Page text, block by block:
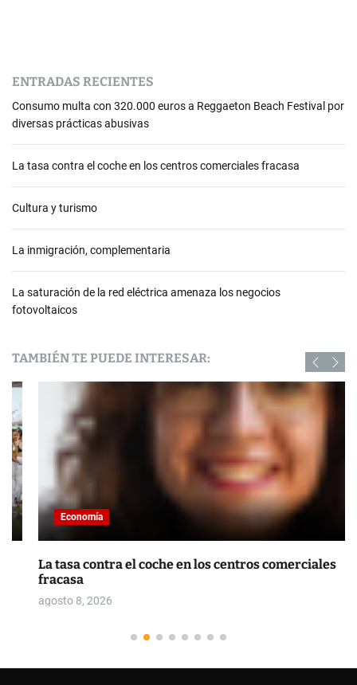
ENTRADAS RECIENTES
Consumo multa con 320.000 euros a Reggaeton Beach Festival por
diversas prácticas abusivas
La tasa contra el coche en los centros comerciales fracasa
Cultura y turismo
La inmigración, complementaria
La saturación de la red eléctrica amenaza los negocios
fotovoltaicos
TAMBIÉN TE PUEDE INTERESAR:
Economía
La tasa contra el coche en los centros comerciales
fracasa
agosto 8, 2026